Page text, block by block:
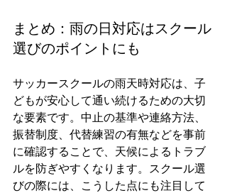
まとめ：雨の日対応はスクール
選びのポイントにも
サッカースクールの雨天時対応は、子
どもが安心して通い続けるための大切
な要素です。中止の基準や連絡方法、
振替制度、代替練習の有無などを事前
に確認することで、天候によるトラブ
ルを防ぎやすくなります。スクール選
びの際には、こうした点にも注目して